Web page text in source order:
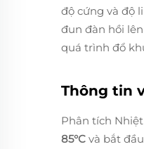
độ cứng và độ
đun đàn hồi
quá trình đổ
Thông tin
Phân tích
85°C và bắt